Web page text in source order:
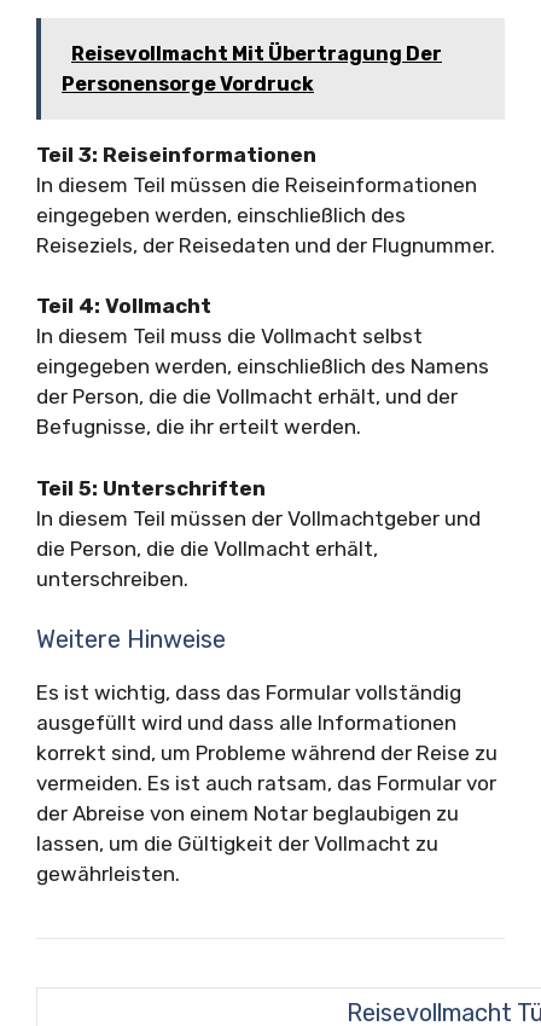
Reisevollmacht Mit Übertragung Der
Personensorge Vordruck
Teil 3: Reiseinformationen
In diesem Teil müssen die Reiseinformationen
eingegeben werden, einschließlich des
Reiseziels, der Reisedaten und der Flugnummer.
Teil 4: Vollmacht
In diesem Teil muss die Vollmacht selbst
eingegeben werden, einschließlich des Namens
der Person, die die Vollmacht erhält, und der
Befugnisse, die ihr erteilt werden.
Teil 5: Unterschriften
In diesem Teil müssen der Vollmachtgeber und
die Person, die die Vollmacht erhält,
unterschreiben.
Weitere Hinweise
Es ist wichtig, dass das Formular vollständig
ausgefüllt wird und dass alle Informationen
korrekt sind, um Probleme während der Reise zu
vermeiden. Es ist auch ratsam, das Formular vor
der Abreise von einem Notar beglaubigen zu
lassen, um die Gültigkeit der Vollmacht zu
gewährleisten.
Reisevollmacht